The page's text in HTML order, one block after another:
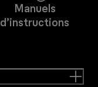
Manuels
d’instructions